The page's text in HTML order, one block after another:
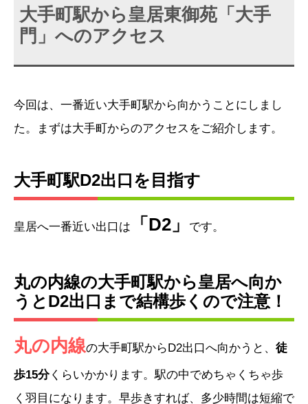
大手町駅から皇居東御苑「大手
門」へのアクセス
今回は、一番近い大手町駅から向かうことにしまし
た。まずは大手町からのアクセスをご紹介します。
大手町駅D2出口を目指す
皇居へ一番近い出口は 「D2」 です。
丸の内線の大手町駅から皇居へ向か
うとD2出口まで結構歩くので注意！
丸の内線の大手町駅からD2出口へ向かうと、 徒
歩15分 くらいかかります。駅の中でめちゃくちゃ歩
く羽目になります。早歩きすれば、多少時間は短縮で